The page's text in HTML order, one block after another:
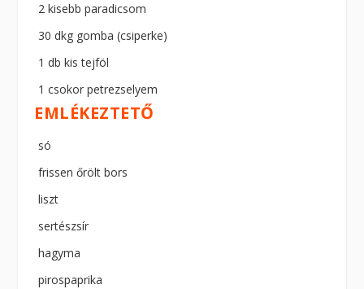
2 kisebb paradicsom
30 dkg gomba (csiperke)
1 db kis tejföl
1 csokor petrezselyem
EMLÉKEZTETŐ
só
frissen őrölt bors
liszt
sertészsír
hagyma
pirospaprika